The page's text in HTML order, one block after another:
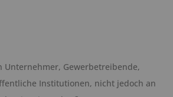
Unternehmer, Gewerbetreibende,
Institutionen, nicht jedoch an